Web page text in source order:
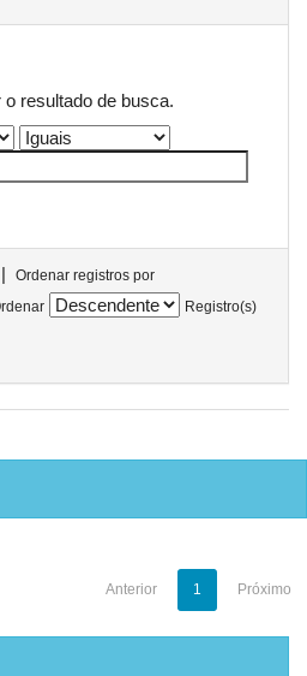
resultado de busca.
|
Ordenar registros por
Registro(s)
Anterior 1 Próximo